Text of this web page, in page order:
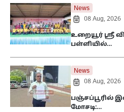
News
08 Aug, 2026
உறையூர் ஸ்ரீ
பள்ளியில்…
News
08 Aug, 2026
பஞ்சப்பூரில்
மோசடி:…